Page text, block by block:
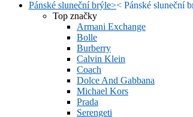
Pánské sluneční brýle>< Pánské sluneční
Top značky
Armani Exchange
Bolle
Burberry
Calvin Klein
Coach
Dolce And Gabbana
Michael Kors
Prada
Serengeti